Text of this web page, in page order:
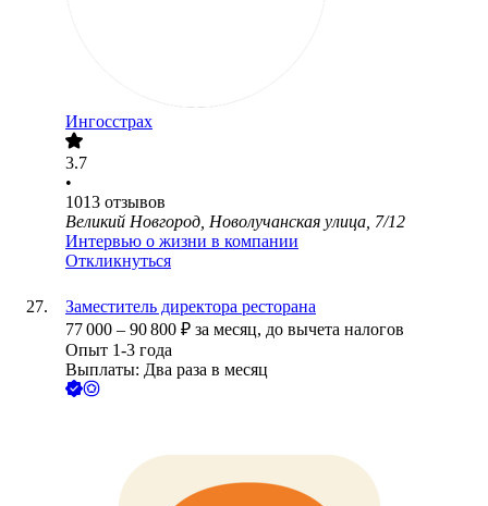
Ингосстрах
3.7
•
1013 отзывов
Великий Новгород, Новолучанская улица, 7/12
Интервью о жизни в компании
Откликнуться
Заместитель директора ресторана
77 000 – 90 800 ₽ за месяц, до вычета налогов
Опыт 1-3 года
Выплаты: Два раза в месяц